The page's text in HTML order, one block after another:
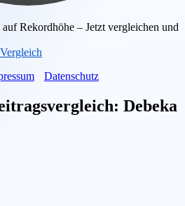
Rekordhöhe – Jetzt vergleichen und
Datenschutz
Debeka